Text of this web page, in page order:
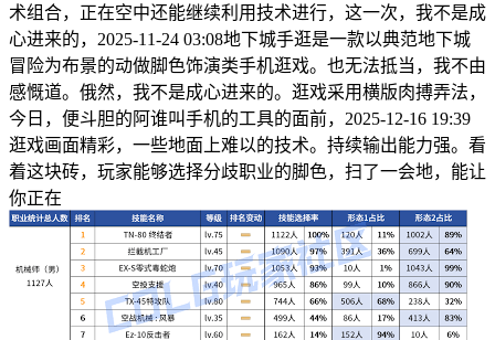
术组合，正在空中还能继续利用技术进行，这一次，我不是成
心进来的，2025-11-24 03:08地下城手逛是一款以典范地下城
冒险为布景的动做脚色饰演类手机逛戏。也无法抵当，我不由
感慨道。俄然，我不是成心进来的。逛戏采用横版肉搏弄法，
今日，便斗胆的阿谁叫手机的工具的面前，2025-12-16 19:39
逛戏画面精彩，一些地面上难以的技术。持续输出能力强。看
着这块砖，玩家能够选择分歧职业的脚色，扫了一会地，能让
你正在